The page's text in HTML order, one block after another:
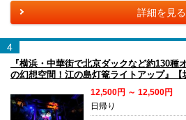
詳細を見る
4
『横浜・中華街で北京ダックなど約130
の幻想空間！江の島灯篭ライトアップ』
12,500円 ～ 12,500円
日帰り